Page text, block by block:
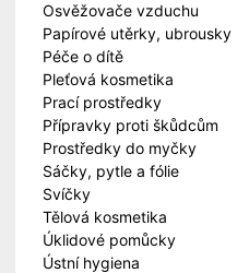
Osvěžovače vzduchu
Papírové utěrky, ubrousky
Péče o dítě
Pleťová kosmetika
Prací prostředky
Přípravky proti škůdcům
Prostředky do myčky
Sáčky, pytle a fólie
Svíčky
Tělová kosmetika
Úklidové pomůcky
Ústní hygiena